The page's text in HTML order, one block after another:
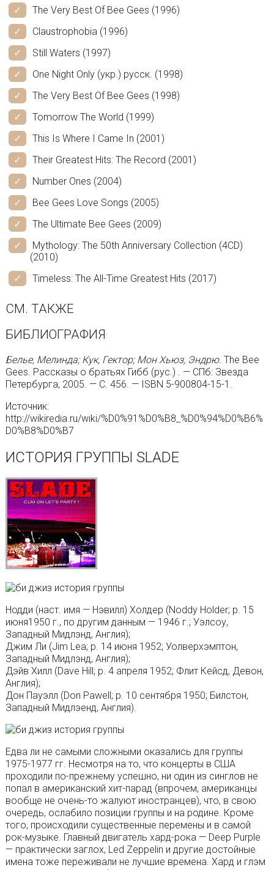
The Very Best Of Bee Gees (1996)
Claustrophobia (1996)
Still Waters (1997)
One Night Only (укр.) русск. (1998)
The Very Best Of Bee Gees (1998)
Tomorrow The World (1999)
This Is Where I Came In (2001)
Their Greatest Hits: The Record (2001)
Number Ones (2004)
Bee Gees Love Songs (2005)
The Ultimate Bee Gees (2009)
Mythology: The 50th Anniversary Collection (4CD)
(2010)
Timeless: The All-Time Greatest Hits (2017)
СМ. ТАКЖЕ
БИБЛИОГРАФИЯ
Белье, Мелинда; Кук, Гектор; Мон Хьюз, Эндрю. The Bee
Gees. Рассказы о братьях Гибб (рус.) . — СПб: Звезда
Петербурга, 2005. — С. 456. — ISBN 5-900804-15-1.
Источник:
http://wikiredia.ru/wiki/%D0%91%D0%B8_%D0%94%D0%B6%
D0%B8%D0%B7
ИСТОРИЯ ГРУППЫ SLADE
Нодди (наст. имя — Нэвилл) Холдер (Noddy Holder; р. 15
июня1950 г., по другим данным — 1946 г.; Уэлсоу,
Западный Мидлэнд, Англия);
Джим Ли (Jim Lea; р. 14 июня 1952; Уолверхэмптон,
Западный Мидлэнд, Англия);
Дэйв Хилл (Dave Hill; р. 4 апреля 1952; Флит Кейсд, Девон,
Англия);
Дон Пауэлл (Don Pawell; р. 10 сентября 1950; Билстон,
Западный Мидлэенд, Англия).
Едва ли не самыми сложными оказались для группы
1975-1977 гг. Несмотря на то, что концерты в США
проходили по-прежнему успешно, ни один из синглов не
попал в американский хит-парад (впрочем, американцы
вообще не очень-то жалуют иностранцев), что, в свою
очередь, ослабило позиции группы и на родине. Кроме
того, происходили существенные перемены и в самой
рок-музыке. Главный двигатель хард-рока — Deep Purple
— практически заглох, Led Zeppelin и другие достойные
имена тоже переживали не лучшие времена. Хард и глэм